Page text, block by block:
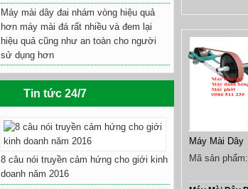
Máy Mài Dây
Mã sản phẩm:
Máy mài dây đai nhám vòng hiệu quả
hơn máy mài đá rất nhiều và đem lại
hiệu quả cũng như an toàn cho người
sử dụng hơn
Tin tức 24/7
8 câu nói truyền cảm hứng cho giới kinh
doanh năm 2016